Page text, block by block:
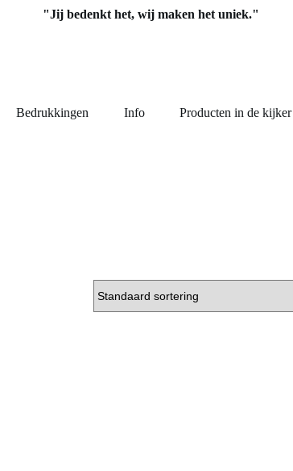
"Jij bedenkt het, wij maken het uniek."
Bedrukkingen Info Producten in de kijker